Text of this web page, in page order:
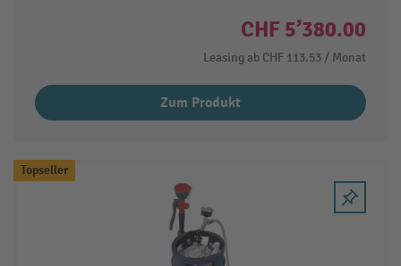
CHF 5’380.00
Leasing ab CHF 113.53 / Monat
Zum Produkt
Topseller